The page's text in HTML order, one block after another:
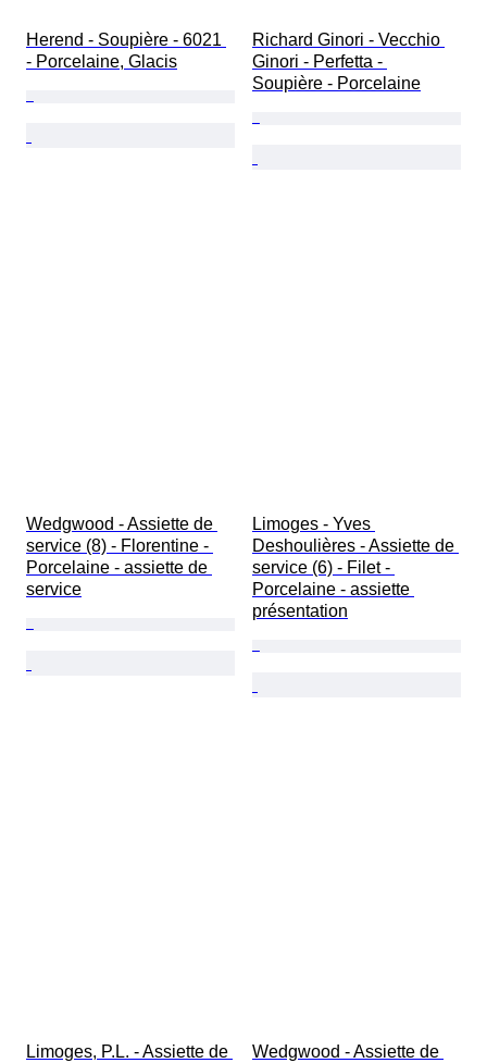
Herend - Soupière - 6021
- Porcelaine, Glacis
Richard Ginori - Vecchio
Ginori - Perfetta -
Soupière - Porcelaine
Wedgwood - Assiette de
service (8) - Florentine -
Porcelaine - assiette de
service
Limoges - Yves
Deshoulières - Assiette de
service (6) - Filet -
Porcelaine - assiette
présentation
Limoges, P.L. - Assiette de
Wedgwood - Assiette de